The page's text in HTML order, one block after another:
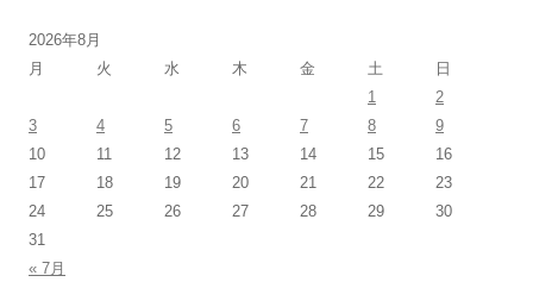
2026年8月
月
火 水 木 金 土
日
1
2
3
4 5 6 7 8
9
10
11 12 13 14 15
16
17
18 19 20 21 22
23
24
25 26 27 28 29
30
31
« 7月